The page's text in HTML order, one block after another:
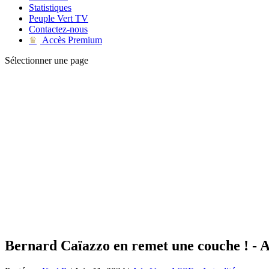
Statistiques
Peuple Vert TV
Contactez-nous
♛
Accès Premium
Sélectionner une page
Bernard Caïazzo en remet une couche ! -